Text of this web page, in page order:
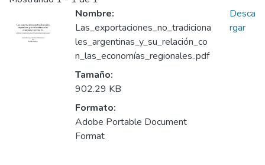
Nombre:
Las_exportaciones_no_tradiciona
les_argentinas_y_su_relación_co
n_las_economías_regionales..pdf
Tamaño:
902.29 KB
Formato:
Adobe Portable Document
Format
Desca
rgar